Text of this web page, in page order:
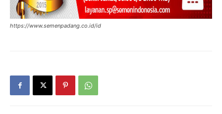
https://www.semenpadang.co.id/id